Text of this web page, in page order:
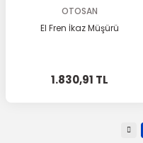
OTOSAN
El Fren İkaz Müşürü
1.830,91 TL